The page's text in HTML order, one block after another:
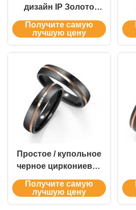
дизайн IP Золото
Родий Черный
Цирконий Кольцо
изделия
Получите самую
лучшую цену
Простое / купольное
черное циркониевое
кольцо блестящая
полировка /
Получите самую
лучшую цену